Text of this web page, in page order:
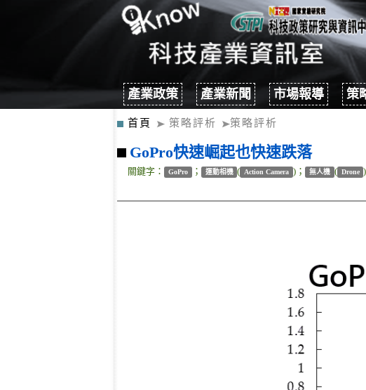
產業政策 產業新聞 市場報導 策
首頁 策略評析 策略評析
GoPro快速崛起也快速跌落
關鍵字： GoPro ； 運動相機 ( Action Camera )； 無人機 ( Drone )